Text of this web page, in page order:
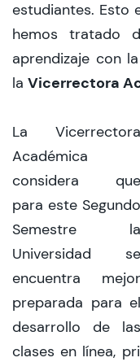
estudiantes. Esto
hemos tratado
aprendizaje con
la Vicerrectora
La Vicerrectora
Académica
considera que
para este Segundo
Semestre la
Universidad se
encuentra mejor
preparada para el
desarrollo de las
clases en línea,